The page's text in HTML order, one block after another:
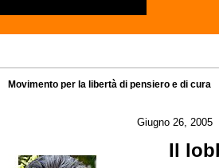
Movimento per la libertà di pensiero e di cura
Giugno 26, 2005
Il